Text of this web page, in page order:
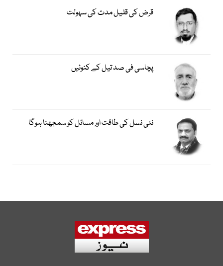
قرض کی قلیل مدت کی سہولت
پچاسی فی صد تیل کے کنوئیں
نئی نسل کی طاقت اور مسائل کو سمجھنا ہوگا